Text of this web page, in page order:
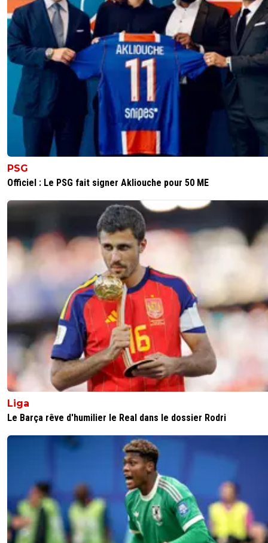
PSG
Officiel : Le PSG fait signer Akliouche pour 50 ME
Liga
Le Barça rêve d'humilier le Real dans le dossier Rodri